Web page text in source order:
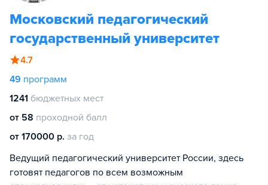
Московский педагогический
государственный университет
4.7
49 программ
1241 бюджетных мест
от 58 проходной балл
от 170000 р. за год
Ведущий педагогический университет России, здесь
готовят педагогов по всем возможным